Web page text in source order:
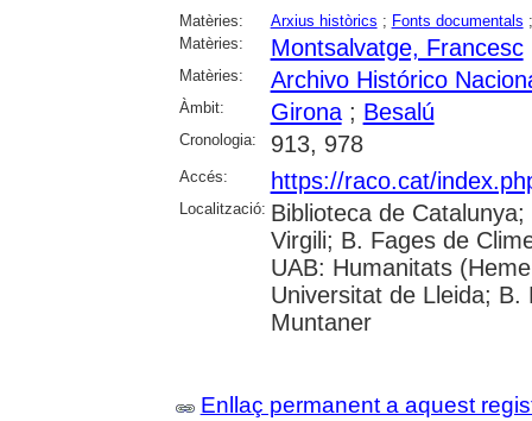
Matèries: Arxius històrics ; Fonts documentals
Matèries:
Montsalvatge, Francesc
Matèries: Archivo Histórico
Àmbit: Girona; Besalú
Cronologia: 913, 978
Accés: https://raco.cat/
Localització: Biblioteca de
Virgili; B. Fages de
UAB: Humanitats
Universitat de Lleida;
Muntaner
Enllaç permanent a aquest